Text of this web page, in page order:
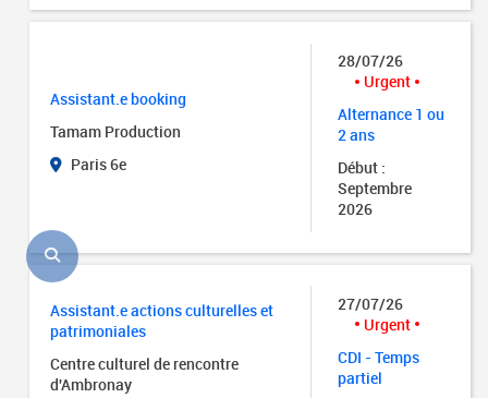
Assistant.e booking
Tamam Production
Paris 6e
28/07/26
Urgent
Alternance 1 ou
2 ans
Début :
Septembre
2026
Assistant.e actions culturelles et
patrimoniales
Centre culturel de rencontre
d'Ambronay
27/07/26
Urgent
CDI - Temps
partiel